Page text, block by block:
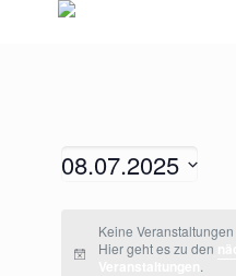
08.07.2025
wählen.Keine
Hier geht es zu den
.